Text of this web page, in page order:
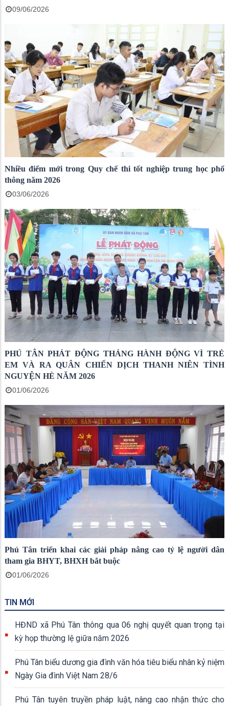
09/06/2026
Nhiều điểm mới trong Quy chế thi tốt nghiệp trung học phổ
thông năm 2026
03/06/2026
PHÚ TÂN PHÁT ĐỘNG THÁNG HÀNH ĐỘNG VÌ TRẺ
EM VÀ RA QUÂN CHIẾN DỊCH THANH NIÊN TÌNH
NGUYỆN HÈ NĂM 2026
01/06/2026
Phú Tân triển khai các giải pháp nâng cao tỷ lệ người dân
tham gia BHYT, BHXH bắt buộc
01/06/2026
TIN MỚI
HĐND xã Phú Tân thông qua 06 nghị quyết quan trọng tại
kỳ họp thường lệ giữa năm 2026
Phú Tân biểu dương gia đình văn hóa tiêu biểu nhân kỷ niệm
Ngày Gia đình Việt Nam 28/6
Phú Tân tuyên truyền pháp luật, nâng cao nhận thức cho